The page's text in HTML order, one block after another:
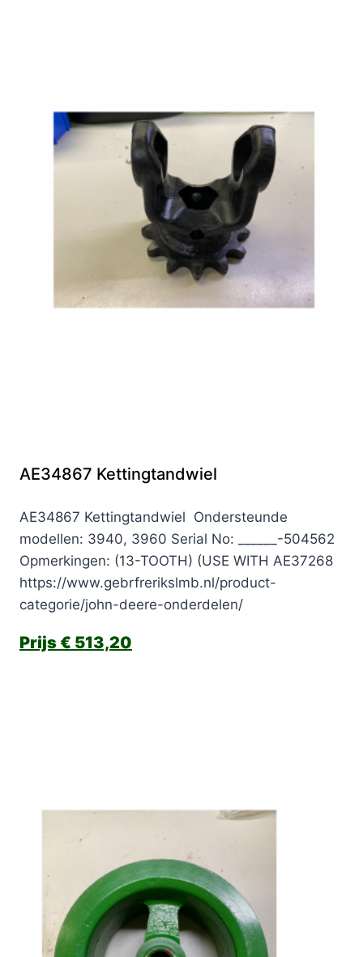
AE34867 Kettingtandwiel
AE34867 Kettingtandwiel Ondersteunde
modellen: 3940, 3960 Serial No: ______-504562
Opmerkingen: (13-TOOTH) (USE WITH AE37268
https://www.gebrfrerikslmb.nl/product-
categorie/john-deere-onderdelen/
€ 513,20